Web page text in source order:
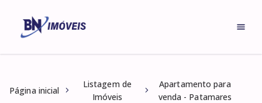
Página inicial
Listagem de
Imóveis
Apartamento para
venda - Patamares